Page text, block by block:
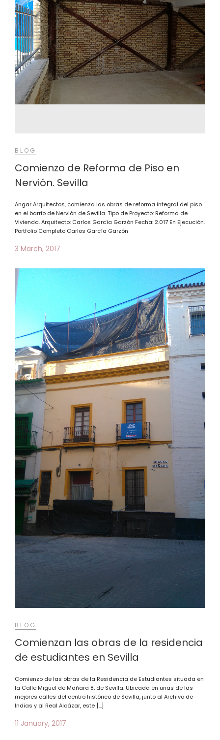
BLOG
Comienzo de Reforma de Piso en
Nervión. Sevilla
Angar Arquitectos, comienza las obras de reforma integral del piso
en el barrio de Nervión de Sevilla. Tipo de Proyecto: Reforma de
Vivienda. Arquitecto: Carlos García Garzón Fecha: 2.017 En Ejecución.
Portfolio Completo Carlos García Garzón
3 March, 2017
BLOG
Comienzan las obras de la residencia
de estudiantes en Sevilla
Comienzo de las obras de la Residencia de Estudiantes situada en
la Calle Miguel de Mañara 8, de Sevilla. Ubicada en unas de las
mejores calles del centro histórico de Sevilla, junto al Archivo de
Indias y al Real Alcázar, este […]
11 January, 2017